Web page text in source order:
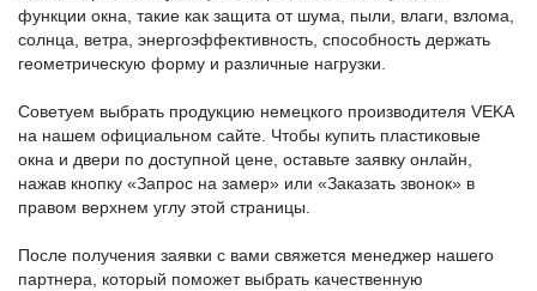
функции окна, такие как защита от шума, пыли, влаги, взлома,
солнца, ветра, энергоэффективность, способность держать
геометрическую форму и различные нагрузки.
Советуем выбрать продукцию немецкого производителя VEKA
на нашем официальном сайте. Чтобы купить пластиковые
окна и двери по доступной цене, оставьте заявку онлайн,
нажав кнопку «Запрос на замер» или «Заказать звонок» в
правом верхнем углу этой страницы.
После получения заявки с вами свяжется менеджер нашего
партнера, который поможет выбрать качественную